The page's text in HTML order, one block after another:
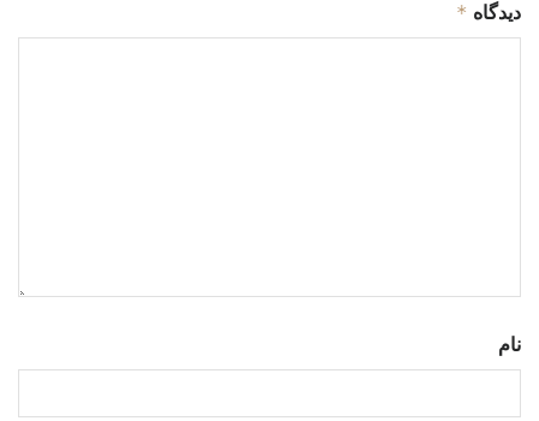
دیدگاه *
نام